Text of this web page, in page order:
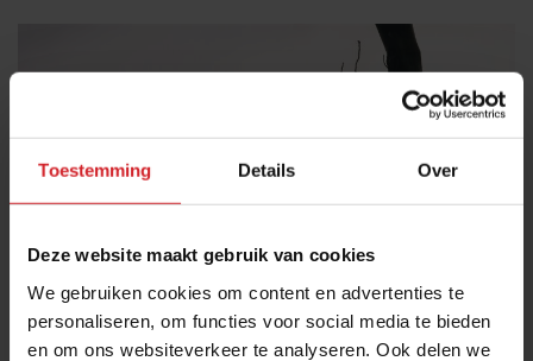
Toestemming Details Over
Deze website maakt gebruik van cookies
We gebruiken cookies om content en advertenties te
personaliseren, om functies voor social media te bieden
en om ons websiteverkeer te analyseren. Ook delen we